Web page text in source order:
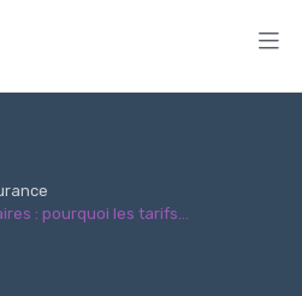
: pourquoi les tarifs...